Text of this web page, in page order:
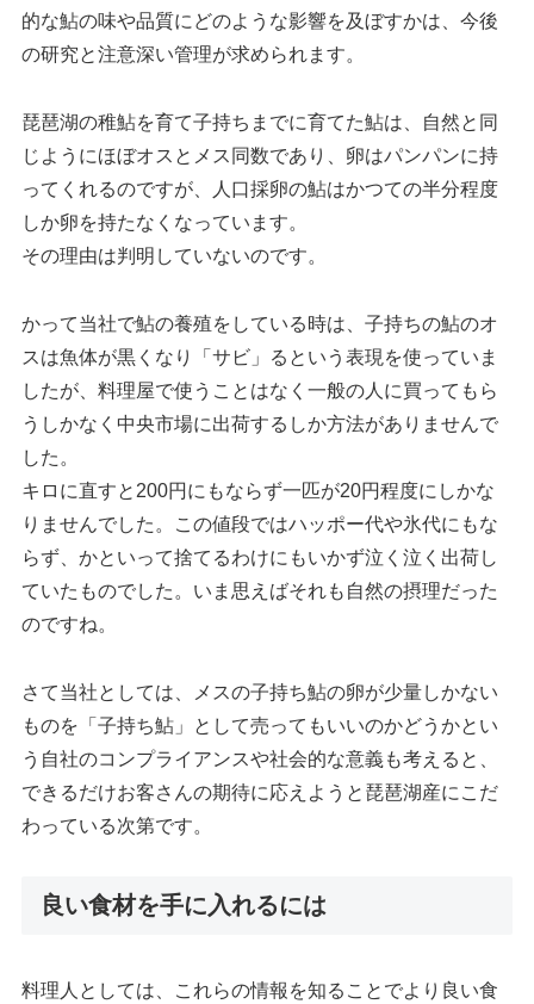
的な鮎の味や品質にどのような影響を及ぼすかは、今後
の研究と注意深い管理が求められます。
琵琶湖の稚鮎を育て子持ちまでに育てた鮎は、自然と同
じようにほぼオスとメス同数であり、卵はパンパンに持
ってくれるのですが、人口採卵の鮎はかつての半分程度
しか卵を持たなくなっています。
その理由は判明していないのです。
かって当社で鮎の養殖をしている時は、子持ちの鮎のオ
スは魚体が黒くなり「サビ」るという表現を使っていま
したが、料理屋で使うことはなく一般の人に買ってもら
うしかなく中央市場に出荷するしか方法がありませんで
した。
キロに直すと200円にもならず一匹が20円程度にしかな
りませんでした。この値段ではハッポー代や氷代にもな
らず、かといって捨てるわけにもいかず泣く泣く出荷し
ていたものでした。いま思えばそれも自然の摂理だった
のですね。
さて当社としては、メスの子持ち鮎の卵が少量しかない
ものを「子持ち鮎」として売ってもいいのかどうかとい
う自社のコンプライアンスや社会的な意義も考えると、
できるだけお客さんの期待に応えようと琵琶湖産にこだ
わっている次第です。
良い食材を手に入れるには
料理人としては、これらの情報を知ることでより良い食